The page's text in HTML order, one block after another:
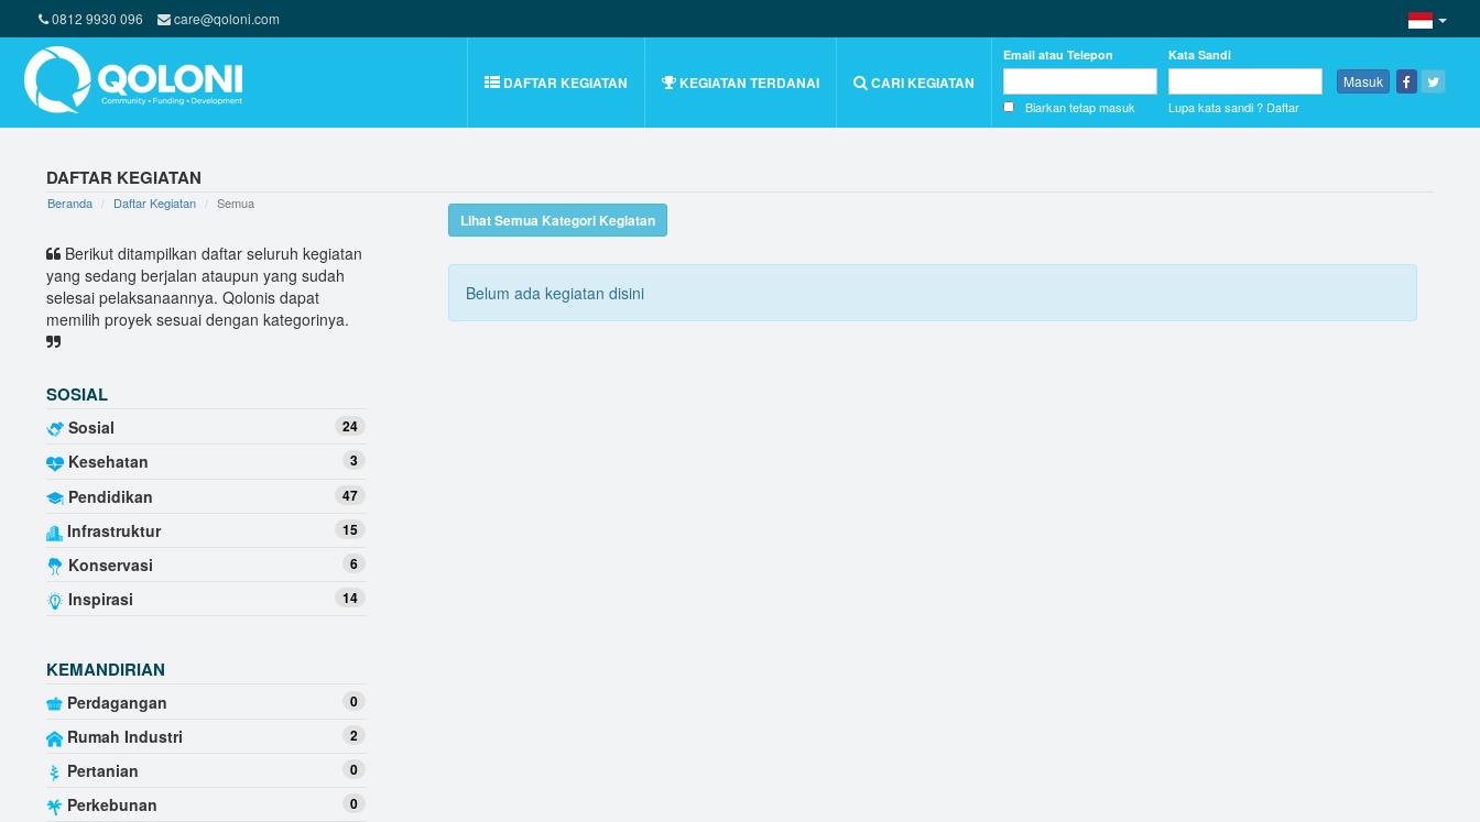
0812 9930 096 care@qoloni.com
DAFTAR KEGIATAN KEGIATAN TERDANAI CARI KEGIATAN
Email atau Telepon
Biarkan tetap masuk
Kata Sandi
Masuk
Lupa kata sandi ? Daftar
DAFTAR KEGIATAN
Beranda Daftar Kegiatan Semua
Berikut ditampilkan daftar seluruh kegiatan
yang sedang berjalan ataupun yang sudah
selesai pelaksanaannya. Qolonis dapat
memilih proyek sesuai dengan kategorinya.
SOSIAL
Sosial 24
Kesehatan 3
Pendidikan 47
Infrastruktur 15
Konservasi 6
Inspirasi 14
KEMANDIRIAN
Perdagangan 0
Rumah Industri 2
Pertanian 0
Perkebunan 0
Lihat Semua Kategori Kegiatan
Belum ada kegiatan disini